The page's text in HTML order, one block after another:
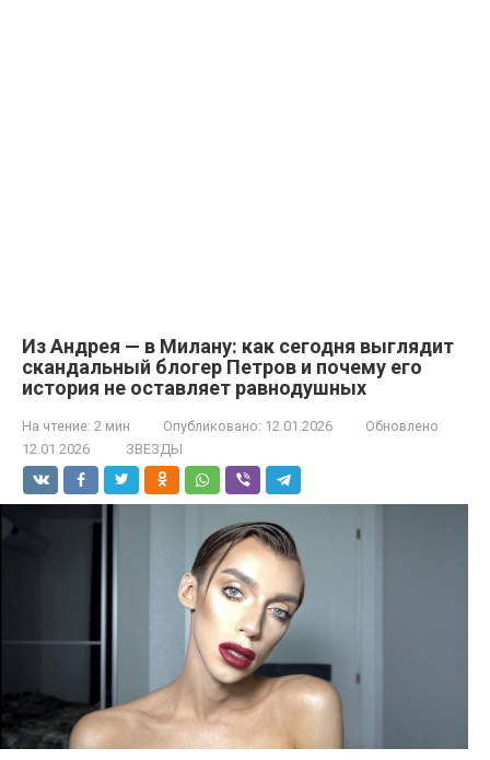
Из Андрея — в Милану: как сегодня выглядит
скандальный блогер Петров и почему его
история не оставляет равнодушных
На чтение: 2 мин Опубликовано: 12.01.2026
Обновлено:
12.01.2026
ЗВЕЗДЫ